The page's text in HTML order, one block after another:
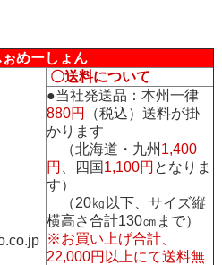
めーしょん
〇送料について
●当社発送品：本州一律
880円
（税込）送料が掛
かります
（北海道・九州 1,400
円
、四国 1,100円 となりま
す）
（20㎏以下、サイズ縦
横高さ合計130㎝まで）
※お買い上げ合計、
22,000円以上にて送料無